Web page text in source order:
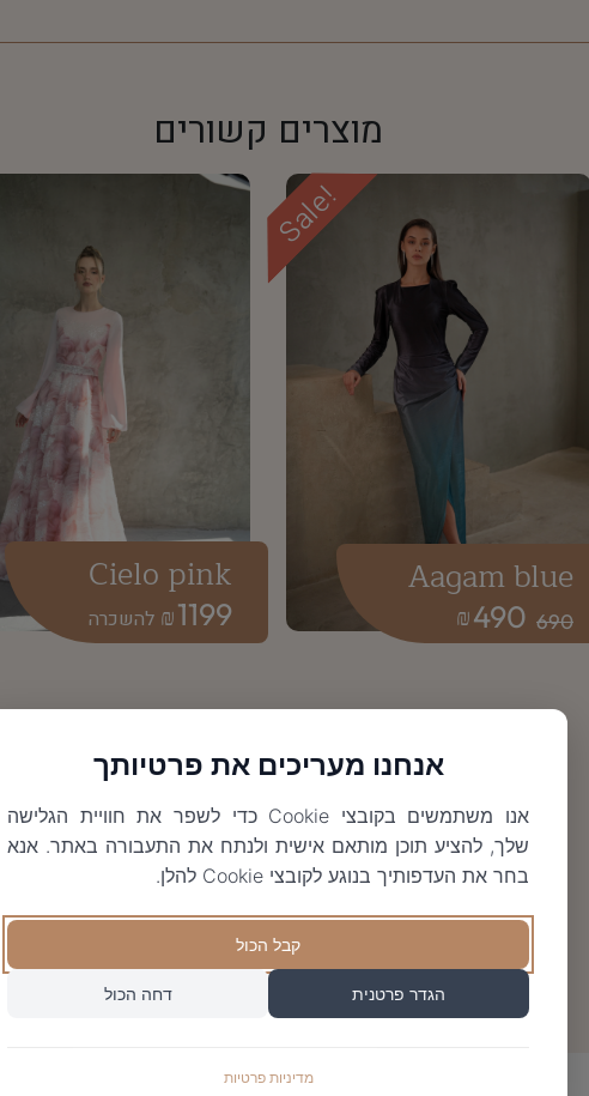
מוצרים קשורים
Sale!
690
490
₪
Aagam blue
1199
₪
Cielo pink
אנחנו מעריכים את פרטיותך
אנו משתמשים בקובצי Cookie כדי לשפר את חוויית הגלישה
שלך, להציע תוכן מותאם אישית ולנתח את התעבורה באתר. אנא
בחר את העדפותיך בנוגע לקובצי Cookie להלן.
קבל הכול
הגדר פרטנית דחה הכול
מדיניות פרטיות